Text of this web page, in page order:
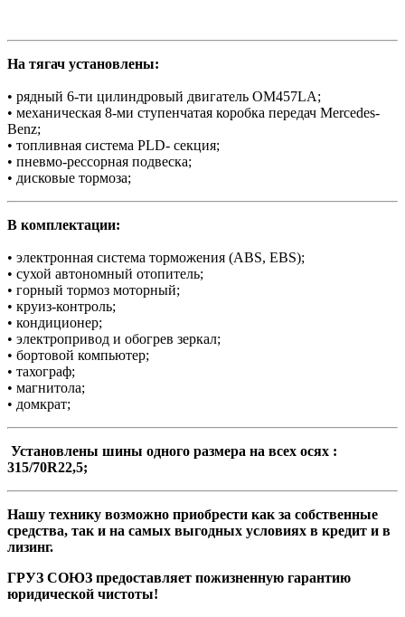
На тягач установлены:
• рядный 6-ти цилиндровый двигатель OM457LA;
• механическая 8-ми ступенчатая коробка передач Mercedes-
Benz;
• топливная система PLD- секция;
• пневмо-рессорная подвеска;
• дисковые тормоза;
В комплектации:
• электронная система торможения (АBS, EBS);
• сухой автономный отопитель;
• горный тормоз моторный;
• круиз-контроль;
• кондиционер;
• электропривод и обогрев зеркал;
• бортовой компьютер;
• тахограф;
• магнитола;
• домкрат;
Установлены шины одного размера на всех осях :
315/70R22,5;
Нашу технику возможно приобрести как за собственные
средства, так и на самых выгодных условиях в кредит и в
лизинг.
ГРУЗ СОЮЗ предоставляет пожизненную гарантию
юридической чистоты!